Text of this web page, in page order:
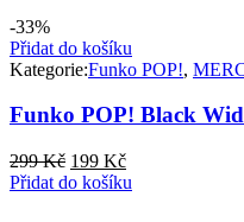
-33%
Přidat do košíku
Kategorie:Funko POP!,
Funko POP! Black
299Kč Původní
cena
199 KčAktuální
cena
Přidat do košíku